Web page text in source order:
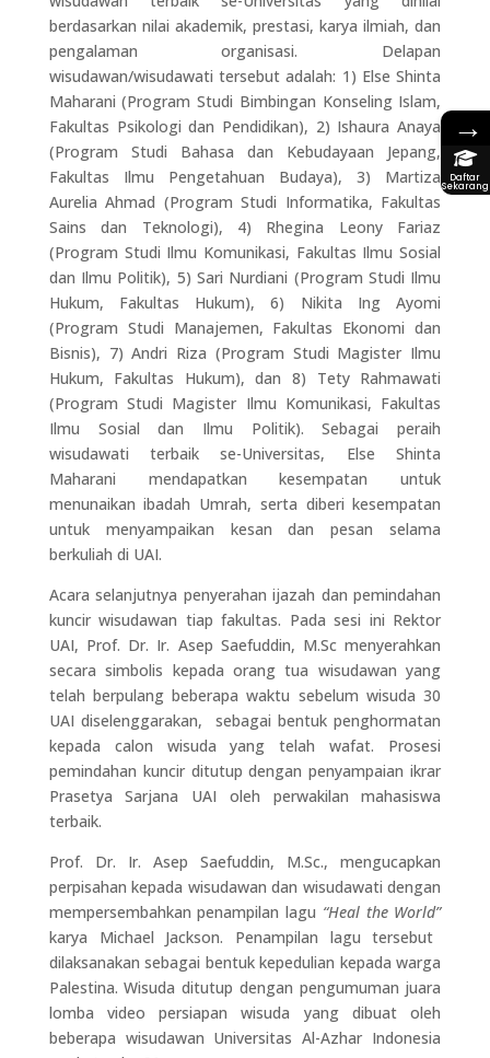
berdasarkan nilai akademik, prestasi, karya ilmiah, dan
pengalaman organisasi. Delapan
wisudawan/wisudawati tersebut adalah: 1) Else Shinta
Maharani (Program Studi Bimbingan Konseling Islam,
Fakultas Psikologi dan Pendidikan), 2) Ishaura Anaya
(Program Studi Bahasa dan Kebudayaan Jepang,
Fakultas Ilmu Pengetahuan Budaya), 3) Martiza
Aurelia Ahmad (Program Studi Informatika, Fakultas
Sains dan Teknologi), 4) Rhegina Leony Fariaz
(Program Studi Ilmu Komunikasi, Fakultas Ilmu Sosial
dan Ilmu Politik), 5) Sari Nurdiani (Program Studi Ilmu
Hukum, Fakultas Hukum), 6) Nikita Ing Ayomi
(Program Studi Manajemen, Fakultas Ekonomi dan
Bisnis), 7) Andri Riza (Program Studi Magister Ilmu
Hukum, Fakultas Hukum), dan 8) Tety Rahmawati
(Program Studi Magister Ilmu Komunikasi, Fakultas
Ilmu Sosial dan Ilmu Politik). Sebagai peraih
wisudawati terbaik se-Universitas, Else Shinta
Maharani mendapatkan kesempatan untuk
menunaikan ibadah Umrah, serta diberi kesempatan
untuk menyampaikan kesan dan pesan selama
berkuliah di UAI.
Acara selanjutnya penyerahan ijazah dan pemindahan
kuncir wisudawan tiap fakultas. Pada sesi ini Rektor
UAI, Prof. Dr. Ir. Asep Saefuddin, M.Sc menyerahkan
secara simbolis kepada orang tua wisudawan yang
telah berpulang beberapa waktu sebelum wisuda 30
UAI diselenggarakan, sebagai bentuk penghormatan
kepada calon wisuda yang telah wafat. Prosesi
pemindahan kuncir ditutup dengan penyampaian ikrar
Prasetya Sarjana UAI oleh perwakilan mahasiswa
terbaik.
Prof. Dr. Ir. Asep Saefuddin, M.Sc., mengucapkan
perpisahan kepada wisudawan dan wisudawati dengan
mempersembahkan penampilan lagu “Heal the World”
karya Michael Jackson. Penampilan lagu tersebut
dilaksanakan sebagai bentuk kepedulian kepada warga
Palestina. Wisuda ditutup dengan pengumuman juara
lomba video persiapan wisuda yang dibuat oleh
beberapa wisudawan Universitas Al-Azhar Indonesia
→
Daftar
Sekarang